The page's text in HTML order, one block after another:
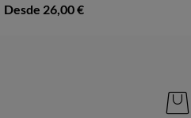
Desde 26,00€